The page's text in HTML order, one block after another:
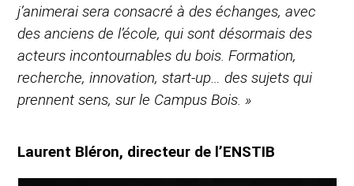
j’animerai sera consacré à des échanges, avec
des anciens de l’école, qui sont désormais des
acteurs incontournables du bois. Formation,
recherche, innovation, start-up… des sujets qui
prennent sens, sur le Campus Bois. »
Laurent Bléron, directeur de l’ENSTIB